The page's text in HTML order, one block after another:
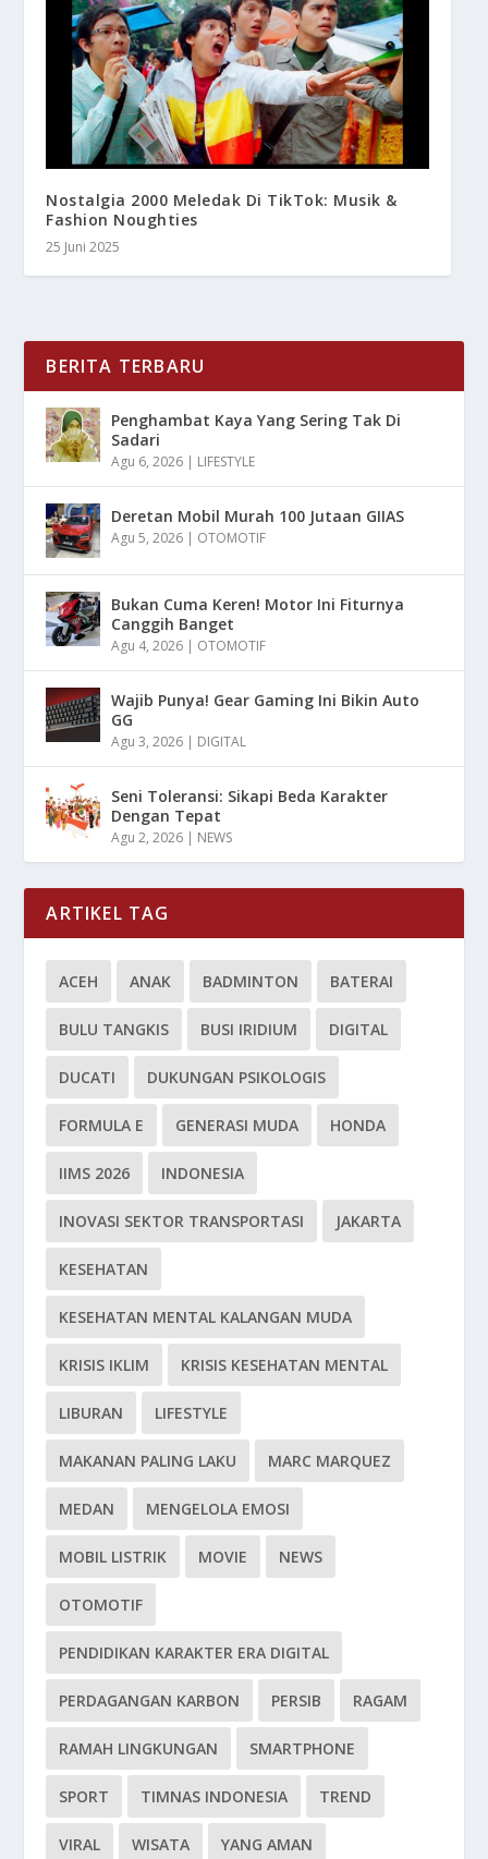
Nostalgia 2000 Meledak Di TikTok: Musik &
Fashion Noughties
25 Juni 2025
BERITA TERBARU
Penghambat Kaya Yang Sering Tak Di
Sadari
Agu 6, 2026 | LIFESTYLE
Deretan Mobil Murah 100 Jutaan GIIAS
Agu 5, 2026 | OTOMOTIF
Bukan Cuma Keren! Motor Ini Fiturnya
Canggih Banget
Agu 4, 2026 | OTOMOTIF
Wajib Punya! Gear Gaming Ini Bikin Auto
GG
Agu 3, 2026 | DIGITAL
Seni Toleransi: Sikapi Beda Karakter
Dengan Tepat
Agu 2, 2026 | NEWS
ARTIKEL TAG
ACEH ANAK BADMINTON BATERAI
BULU TANGKIS BUSI IRIDIUM DIGITAL
DUCATI DUKUNGAN PSIKOLOGIS
FORMULA E GENERASI MUDA HONDA
IIMS 2026 INDONESIA
INOVASI SEKTOR TRANSPORTASI JAKARTA
KESEHATAN
KESEHATAN MENTAL KALANGAN MUDA
KRISIS IKLIM KRISIS KESEHATAN MENTAL
LIBURAN LIFESTYLE
MAKANAN PALING LAKU MARC MARQUEZ
MEDAN MENGELOLA EMOSI
MOBIL LISTRIK MOVIE NEWS
OTOMOTIF
PENDIDIKAN KARAKTER ERA DIGITAL
PERDAGANGAN KARBON PERSIB RAGAM
RAMAH LINGKUNGAN SMARTPHONE
SPORT TIMNAS INDONESIA TREND
VIRAL WISATA YANG AMAN